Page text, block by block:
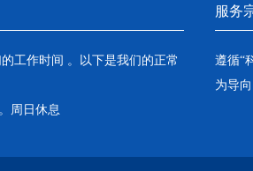
工作时间 。以下是我们的正常
周日休息
服务
遵循“
为导